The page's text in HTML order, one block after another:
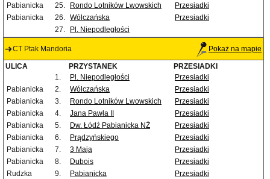
Pabianicka
25. Rondo Lotników Lwowskich
Przesiadki
Pabianicka
26. Wólczańska
Przesiadki
27.
Pl. Niepodległości
CT Ptak Mandoria Pokaż na mapie
ULICA PRZYSTANEK
PRZESIADKI
1.
Pl. Niepodległości
Przesiadki
Pabianicka
2. Wólczańska
Przesiadki
Pabianicka
3. Rondo Lotników Lwowskich
Przesiadki
Pabianicka
4. Jana Pawła II
Przesiadki
Pabianicka
5. Dw. Łódź Pabianicka NŻ
Przesiadki
Pabianicka
6. Prądzyńskiego
Przesiadki
Pabianicka
7. 3 Maja
Przesiadki
Pabianicka
8. Dubois
Przesiadki
Rudzka
9. Pabianicka
Przesiadki